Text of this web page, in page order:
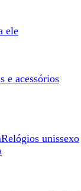
ele
e acessórios
Relógios unissexo